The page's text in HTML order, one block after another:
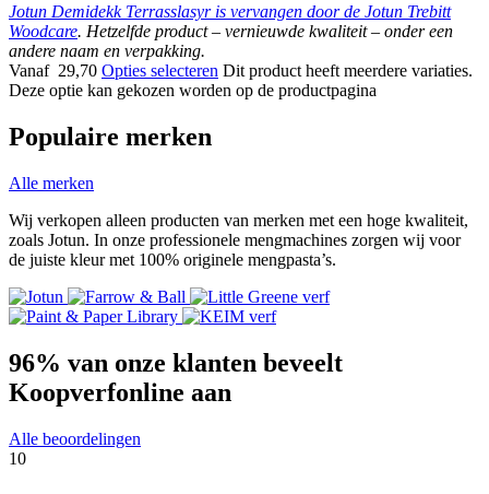
Jotun Demidekk Terrasslasyr is vervangen door de Jotun Trebitt
Woodcare. Hetzelfde product – vernieuwde kwaliteit – onder een
andere naam en verpakking.
Vanaf 29,70 Opties selecteren Dit product heeft meerdere variaties.
Deze optie kan gekozen worden op de productpagina
Populaire merken
Alle merken
Wij verkopen alleen producten van merken met een hoge kwaliteit,
zoals Jotun. In onze professionele mengmachines zorgen wij voor
de juiste kleur met 100% originele mengpasta’s.
96% van onze klanten beveelt
Koopverfonline aan
Alle beoordelingen
10